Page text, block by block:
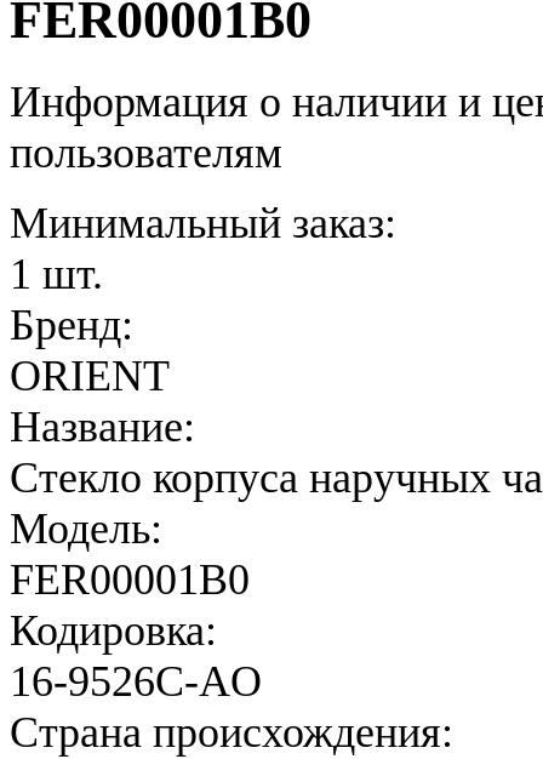
FER00001B0
Информация о наличии и
пользователям
Минимальный заказ:
1 шт.
Бренд:
ORIENT
Название:
Стекло корпуса наручных
Модель:
FER00001B0
Кодировка:
16-9526C-AO
Страна происхождения: